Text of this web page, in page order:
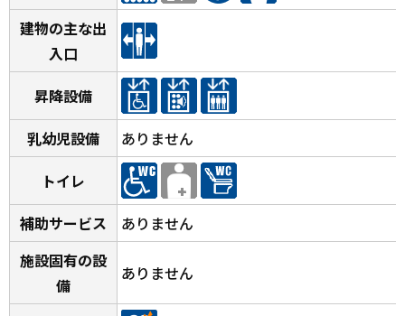
建物の主な出
入口
昇降設備
乳幼児設備
ありません
トイレ
補助サービス
ありません
施設固有の設
備
ありません